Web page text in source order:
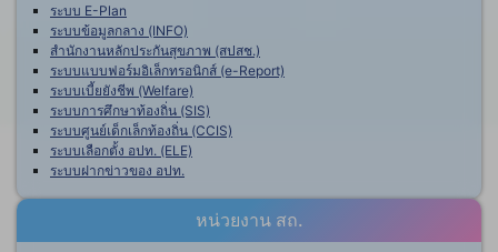
ระบบ E-Plan
ระบบข้อมูลกลาง (INFO)
สำนักงานหลักประกันสุขภาพ (สปสช.)
ระบบแบบฟอร์มอิเล็กทรอนิกส์ (e-Report)
ระบบเบี้ยยังชีพ (Welfare)
ระบบการศึกษาท้องถิ่น (SIS)
ระบบศูนย์เด็กเล็กท้องถิ่น (CCIS)
ระบบเลือกตั้ง อปท. (ELE)
ระบบฝากข่าวของ อปท.
หน่วยงาน สถ.